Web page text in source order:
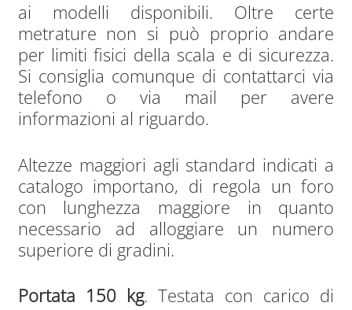
ai modelli disponibili. Oltre certe
metrature non si può proprio andare
per limiti fisici della scala e di sicurezza.
Si consiglia comunque di contattarci via
telefono o via mail per avere
informazioni al riguardo.
Altezze maggiori agli standard indicati a
catalogo importano, di regola un foro
con lunghezza maggiore in quanto
necessario ad alloggiare un numero
superiore di gradini.
Portata 150 kg. Testata con carico di